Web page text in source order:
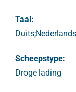
Taal:
Scheepstype:
Droge lading